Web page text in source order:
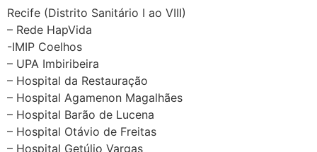
Recife (Distrito Sanitário I ao VIII)
– Rede HapVida
-IMIP Coelhos
– UPA Imbiribeira
– Hospital da Restauração
– Hospital Agamenon Magalhães
– Hospital Barão de Lucena
– Hospital Otávio de Freitas
– Hospital Getúlio Vargas